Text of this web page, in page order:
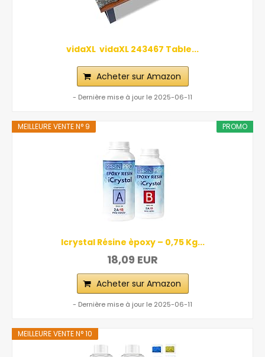
vidaXL ‎ vidaXL‎ ‎243467 Table...
Acheter sur Amazon
- Dernière mise à jour le 2025-06-11
PROMO
MEILLEURE VENTE N° 9
Icrystal Résine èpoxy – 0,75 Kg...
18,09 EUR
Acheter sur Amazon
- Dernière mise à jour le 2025-06-11
MEILLEURE VENTE N° 10